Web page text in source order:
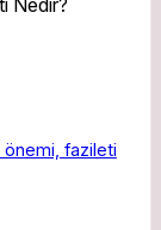
önemi, fazileti